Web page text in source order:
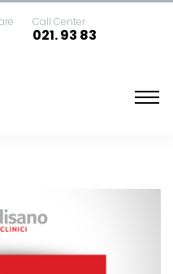
Call Center
021. 93 83